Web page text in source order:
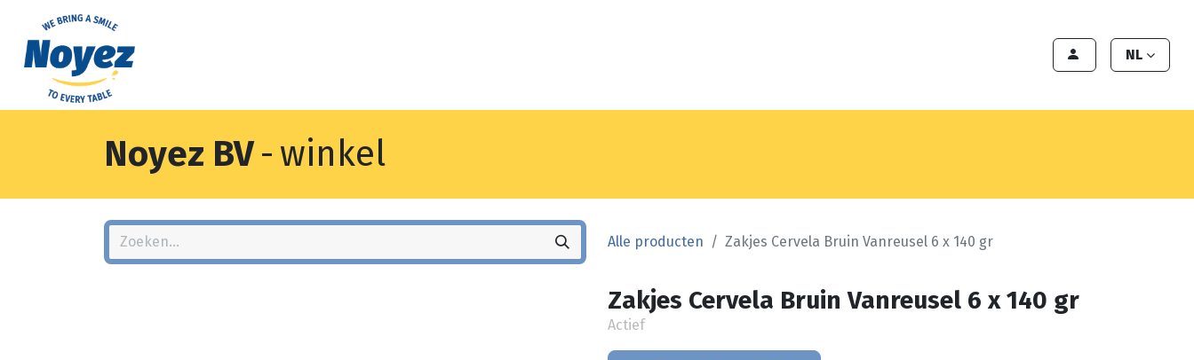
NL
Noyez BV- winkel
Alle producten Zakjes Cervela Bruin Vanreusel 6 x 140 gr
Zakjes Cervela Bruin Vanreusel 6 x 140 gr
Actief